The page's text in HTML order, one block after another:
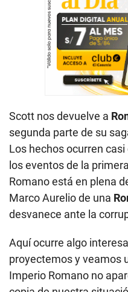
Scott nos devuelve a
segunda parte de su
Los hechos ocurren
los eventos de la
Romano está en plena
Marco Aurelio de una
desvanece ante la
Aquí ocurre algo
proyectemos y veamos
Imperio Romano no